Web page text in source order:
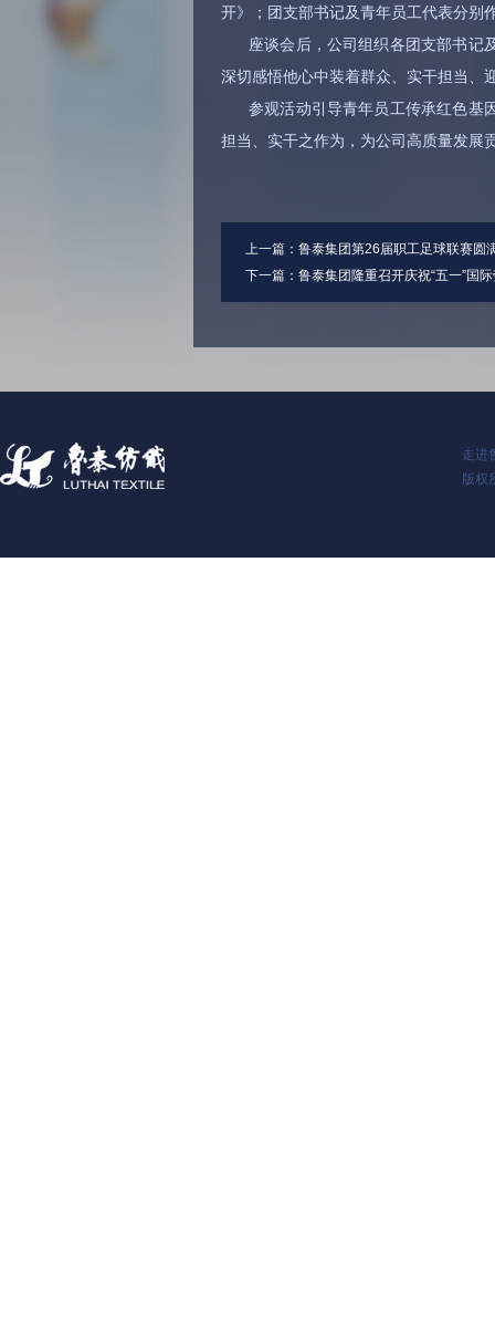
开》；团支部书记及青年员工代表分别
座谈会后，公司组织各团支部书记
深切感悟他心中装着群众、实干担当、
参观活动引导青年员工传承红色基
担当、实干之作为，为公司高质量发展
上一篇： 鲁泰集团第26届职工足球联赛圆
下一篇： 鲁泰集团隆重召开庆祝“五一”国
走进
版权